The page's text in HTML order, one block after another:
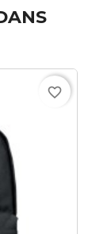
favorite_border